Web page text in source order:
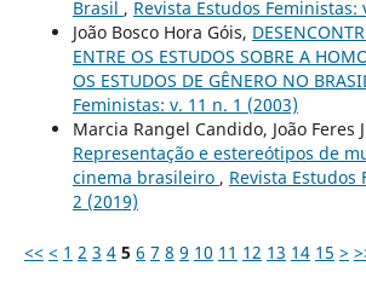
Brasil , Revista Estudos Feministas:
João Bosco Hora Góis,
ENTRE OS ESTUDOS SOBRE A
OS ESTUDOS DE GÊNERO NO
Feministas: v. 11 n. 1 (2003)
Marcia Rangel Candido, João Feres
Representação e estereótipos de
cinema brasileiro , Revista Estudos
2 (2019)
<< < 1 2 3 4 5 6 7 8 9 10 11 12 13 14 15 >